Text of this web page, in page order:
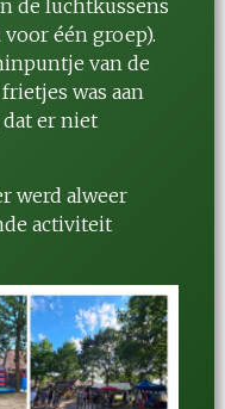
de luchtkussens
één groep).
van de
was aan
er niet
werd alweer
activiteit